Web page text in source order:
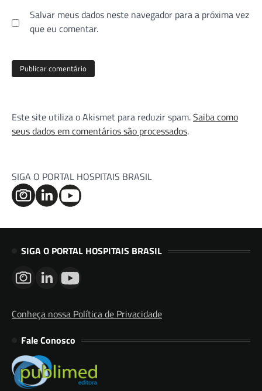
Salvar meus dados neste navegador para a próxima vez
que eu comentar.
Este site utiliza o Akismet para reduzir spam.Saiba como
seus dados em comentários são processados.
SIGA O PORTAL HOSPITAIS BRASIL
SIGA O PORTAL HOSPITAIS BRASIL
Conheça nossa Política de Privacidade
Fale Conosco